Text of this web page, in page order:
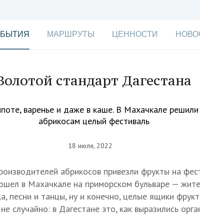
МАРШРУТЫ ЦЕННОСТИ
стандарт Дагестана
варенье и даже в каше. В Махачкале решили
абрикосам целый фестиваль
18 июля, 2022
абрикосов привезли фрукты на
в Махачкале на приморском бульваре —
песни и танцы, ну и конечно, целые ящики
случайно: в Дагестане это, как выразились